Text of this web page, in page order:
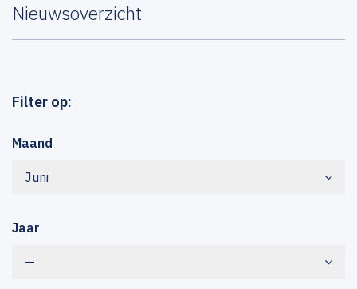
Nieuwsoverzicht
Filter op:
Maand
Juni
Jaar
—